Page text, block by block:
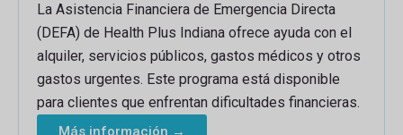
La Asistencia Financiera de Emergencia Directa
(DEFA) de Health Plus Indiana ofrece ayuda con el
alquiler, servicios públicos, gastos médicos y otros
gastos urgentes. Este programa está disponible
para clientes que enfrentan dificultades financieras.
Más información →